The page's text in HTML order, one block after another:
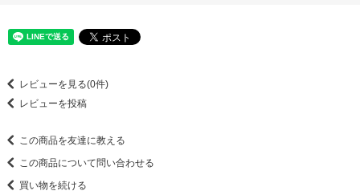
レビューを見る(0件)
レビューを投稿
この商品を友達に教える
この商品について問い合わせる
買い物を続ける